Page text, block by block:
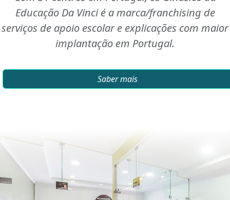
Educação Da Vinci é a marca/franchising de
serviços de apoio escolar e explicações com maior
implantação em Portugal.
Saber mais